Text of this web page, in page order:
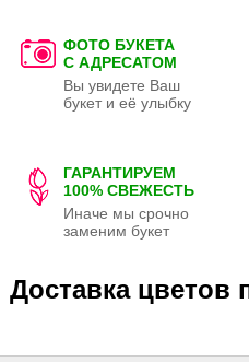
ФОТО БУКЕТА
С АДРЕСАТОМ
Вы увидете Ваш
букет и её улыбку
ГАРАНТИРУЕМ
100% СВЕЖЕСТЬ
Иначе мы срочно
заменим букет
Доставка цветов